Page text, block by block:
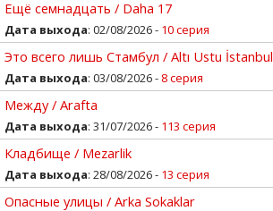
Ещё семнадцать / Daha 17
Дата выхода: 02/08/2026 - 10 серия
Это всего лишь Стамбул / Altı Ustu İstanbul
Дата выхода: 03/08/2026 - 8 серия
Между / Arafta
Дата выхода: 31/07/2026 - 113 серия
Кладбище / Mezarlik
Дата выхода: 28/08/2026 - 13 серия
Опасные улицы / Arka Sokaklar